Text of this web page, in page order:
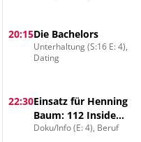
20:15Die Bachelors
Unterhaltung (S:16 E: 4),
Dating
22:30Einsatz für Henning
Baum: 112 Inside
Feuerwehr
Doku/Info (E: 4), Beruf